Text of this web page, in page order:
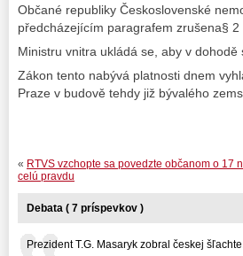
Občané republiky Československé
předcházejícím paragrafem zrušena§ 2
Ministru vnitra ukládá se, aby v dohodě
Zákon tento nabývá platnosti dnem
Praze v budově tehdy již bývalého
« RTVS vzchopte sa povedzte občanom o 17
celú pravdu
Debata ( 7 príspevkov )
Prezident T.G. Masaryk zobral českej